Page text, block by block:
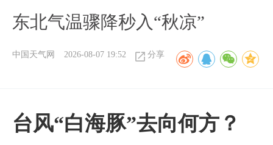
东北气温骤降秒入“秋凉”
中国天气网 2026-08-07 19:52 分享
台风“白海豚”去向何方？